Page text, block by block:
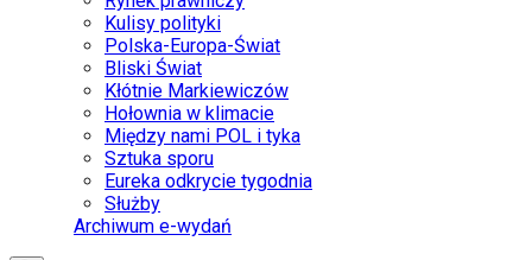
Kulisy polityki
Polska-Europa-Świat
Bliski Świat
Kłótnie Markiewiczów
Hołownia w klimacie
Między nami POL i tyka
Sztuka sporu
Eureka odkrycie tygodnia
Służby
Archiwum e-wydań